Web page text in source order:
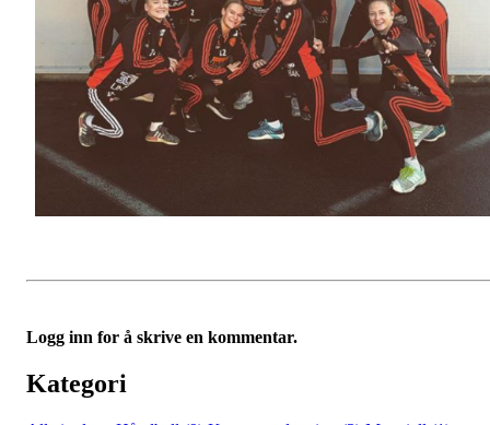
Logg inn for å skrive en kommentar.
Kategori